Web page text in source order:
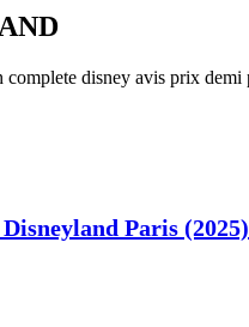
Paris (2025)